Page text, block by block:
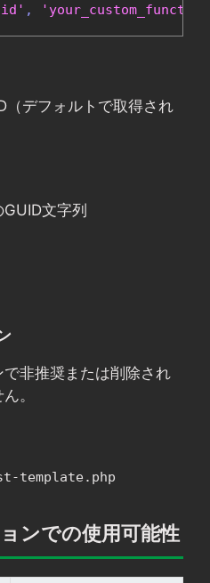
,
（デフォルトで取得され
文字列
非推奨または削除され
。
template.php
ンでの使用可能性